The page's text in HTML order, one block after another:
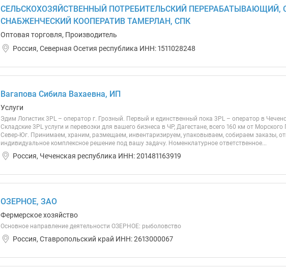
СЕЛЬСКОХОЗЯЙСТВЕННЫЙ ПОТРЕБИТЕЛЬСКИЙ ПЕРЕРАБАТЫВАЮЩИЙ,
СНАБЖЕНЧЕСКИЙ КООПЕРАТИВ ТАМЕРЛАН, СПК
Оптовая торговля, Производитель
Россия, Северная Осетия республика ИНН: 1511028248
Вагапова Сибила Вахаевна, ИП
Услуги
Эдим Логистик 3PL – оператор г. Грозный. Первый и единственный пока 3PL – оператор в
Складские 3PL услуги и перевозки для вашего бизнеса в ЧР, Дагестане, всего 160 км от
Север-Юг. Принимаем, храним, размещаем, инвентаризируем, упаковываем, собираем заказы,
индивидуальное комплексное решение под вашу задачу. Номенклатурное ответственное...
Россия, Чеченская республика ИНН: 201481163919
ОЗЕРНОЕ, ЗАО
Фермерское хозяйство
Основное направление деятельности ОЗЕРНОЕ: рыболовство
Россия, Ставропольский край ИНН: 2613000067